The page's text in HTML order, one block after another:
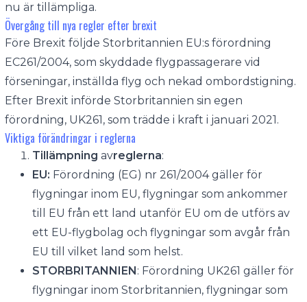
nu är tillämpliga.
Övergång till nya regler efter brexit
Före Brexit följde Storbritannien EU:s förordning
EC261/2004, som skyddade flygpassagerare vid
förseningar, inställda flyg och nekad ombordstigning.
Efter Brexit införde Storbritannien sin egen
förordning, UK261, som trädde i kraft i januari 2021.
Viktiga förändringar i reglerna
Tillämpning avreglerna:
EU: Förordning (EG) nr 261/2004 gäller för
flygningar inom EU, flygningar som ankommer
till EU från ett land utanför EU om de utförs av
ett EU-flygbolag och flygningar som avgår från
EU till vilket land som helst.
STORBRITANNIEN: Förordning UK261 gäller för
flygningar inom Storbritannien, flygningar som